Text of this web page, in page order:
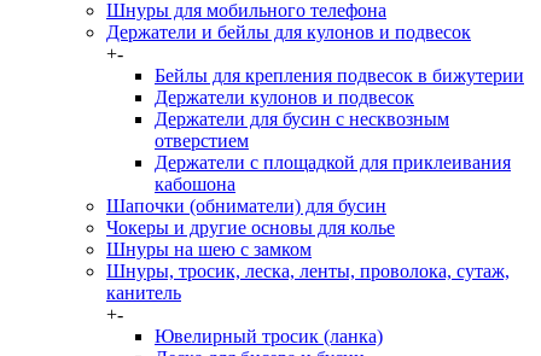
Шнуры для мобильного телефона
Держатели и бейлы для кулонов и подвесок
+-
Бейлы для крепления подвесок в бижутерии
Держатели кулонов и подвесок
Держатели для бусин с несквозным
отверстием
Держатели с площадкой для приклеивания
кабошона
Шапочки (обниматели) для бусин
Чокеры и другие основы для колье
Шнуры на шею с замком
Шнуры, тросик, леска, ленты, проволока, сутаж,
канитель
+-
Ювелирный тросик (ланка)